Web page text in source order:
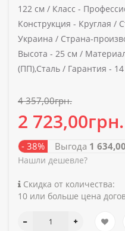
122 см / Класс -
Конструкция - Круглая /
Украина / Страна-
Высота - 25 см /
(ПП),Сталь / Гарантия -
4 357,00грн.
2 723,00грн.
- 38% Выгода 1
Нашли дешевле?
Скидка от количества:
10 или больше цена